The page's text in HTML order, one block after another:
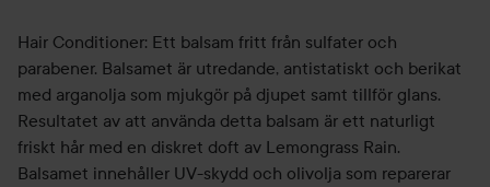
Hair Conditioner: Ett balsam fritt från sulfater och
parabener. Balsamet är utredande, antistatiskt och berikat
med arganolja som mjukgör på djupet samt tillför glans.
Resultatet av att använda detta balsam är ett naturligt
friskt hår med en diskret doft av Lemongrass Rain.
Balsamet innehåller UV-skydd och olivolja som reparerar